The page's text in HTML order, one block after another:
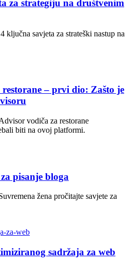
za strategiju na društvenim
savjeta za strateški nastup na
– prvi dio: Zašto je
vodiča za restorane
biti na ovoj platformi.
pisanje bloga
žena pročitajte savjete za
sadržaja za web